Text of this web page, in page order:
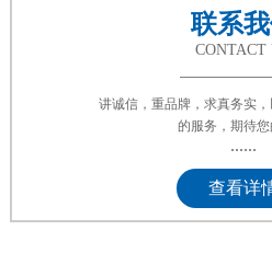
联系我
CONTACT
讲诚信，重品牌，求真务实
的服务，期待您
......
查看详